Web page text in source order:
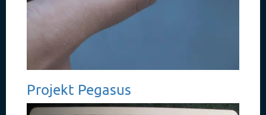
Projekt Pegasus